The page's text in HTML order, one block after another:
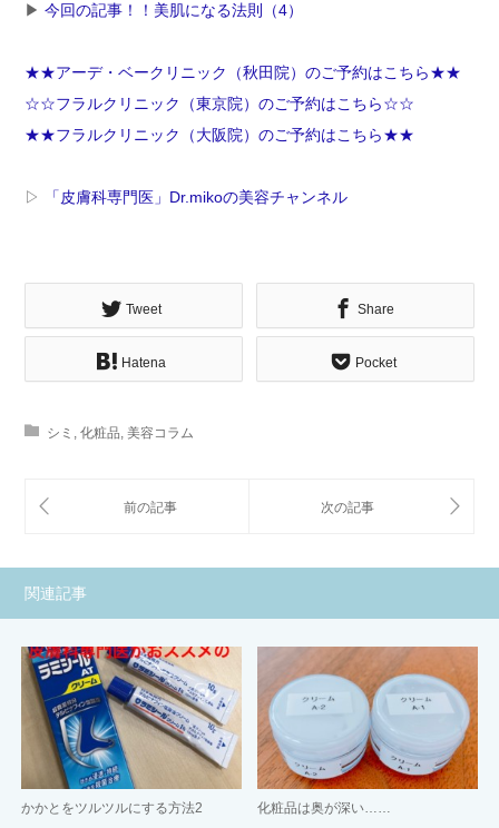
▶︎ 今回の記事！！美肌になる法則（4）
★★アーデ・ベークリニック（秋田院）のご予約はこちら★★
☆☆フラルクリニック（東京院）のご予約はこちら☆☆
★★フラルクリニック（大阪院）のご予約はこちら★★
▷ 「皮膚科専門医」Dr.mikoの美容チャンネル
Tweet Share
Hatena Pocket
シミ , 化粧品, 美容コラム
関連記事
かかとをツルツルにする方法2 化粧品は奥が深い……